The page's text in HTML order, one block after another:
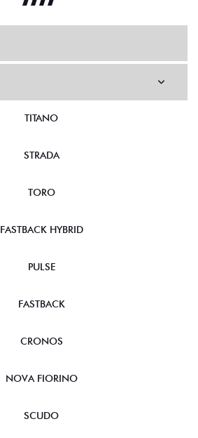
TITANO
STRADA
TORO
FASTBACK HYBRID
PULSE
FASTBACK
CRONOS
NOVA FIORINO
SCUDO